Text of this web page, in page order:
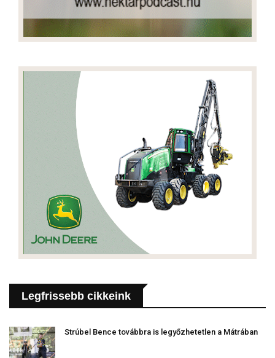
Legfrissebb cikkeink
Strúbel Bence továbbra is legyőzhetetlen a Mátrában